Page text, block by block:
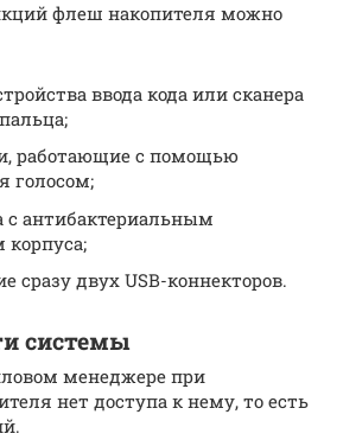
флеш накопителя можно
ввода кода или сканера
работающие с помощью
голосом;
с антибактериальным
сразу двух USB-коннекторов.
системы
менеджере при
нет доступа к нему, то есть